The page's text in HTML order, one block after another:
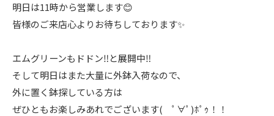
明日は11時から営業します😊
皆様のご来店心よりお待ちしております✨
エムグリーンもドドン‼️と展開中‼️
そして明日はまた大量に外鉢入荷なので、
外に置く鉢探している方は
ぜひともお楽しみあれでございます( ﾟ∀ﾟ)ﾎﾟｩ！！